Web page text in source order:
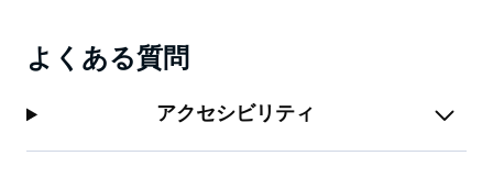
よくある質問
アクセシビリティ